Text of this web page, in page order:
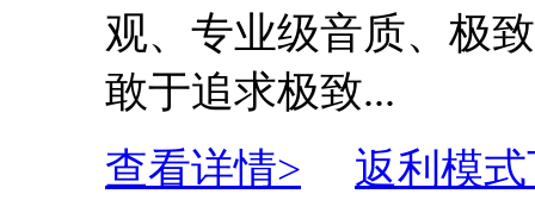
观、专业级音质、极
敢于追求极致...
查看详情>
返利模